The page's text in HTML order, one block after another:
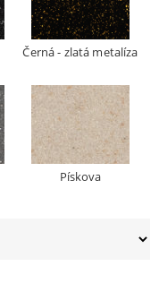
Černá - zlatá metalíza
Pískova